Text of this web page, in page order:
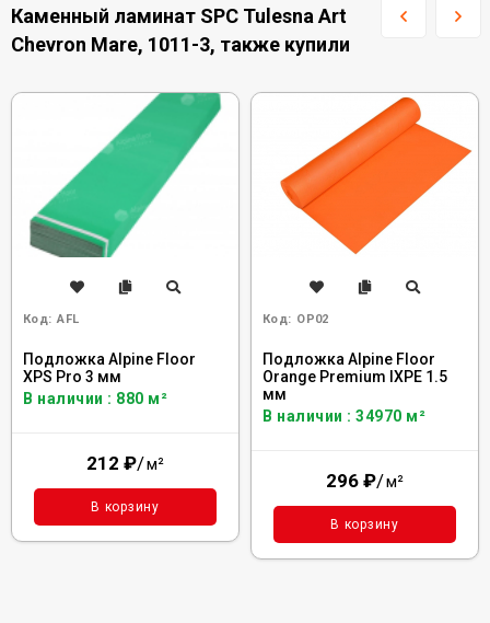
Каменный ламинат SPC Tulesna Art
Chevron Mare, 1011-3, также купили
Код: AFL
Подложка Alpine Floor
XPS Pro 3 мм
В наличии : 880 м²
212 ₽/м²
В корзину
Код: OP02
Подложка Alpine Floor
Orange Premium IXPE 1.5
мм
В наличии : 34970 м²
296 ₽/м²
В корзину